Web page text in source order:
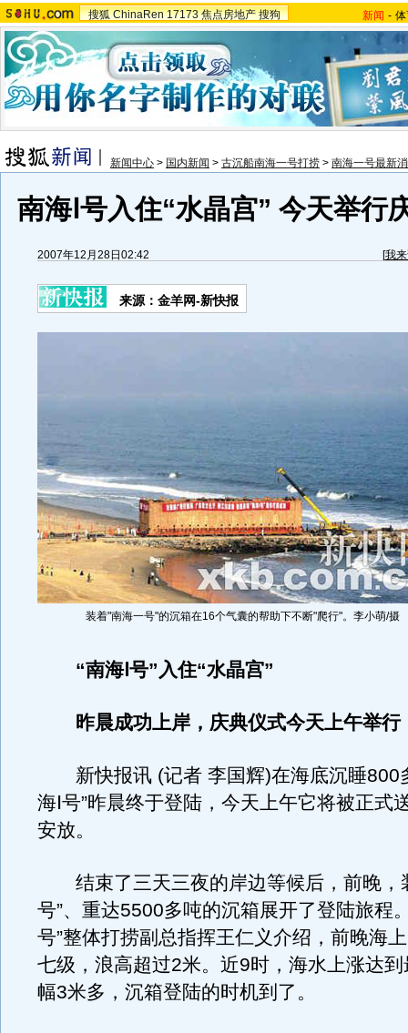
搜狐 ChinaRen 17173 焦点房地产 搜狗 新闻 -
新闻中心 > 国内新闻 > 古沉船南海一号打捞 > 南海一号最新
南海Ⅰ号入住“水晶宫” 今天举行
2007年12月28日02:42 [我
来源：金羊网-新快报
装着"南海一号"的沉箱在16个气囊的帮助下不断"爬行"。李小萌/摄
“南海Ⅰ号”入住“水晶宫”
昨晨成功上岸，庆典仪式今天上午举行
新快报讯 (记者 李国辉)在海底沉睡800
海Ⅰ号”昨晨终于登陆，今天上午它将被正式
安放。
结束了三天三夜的岸边等候后，前晚，
号”、重达5500多吨的沉箱展开了登陆旅程
号”整体打捞副总指挥王仁义介绍，前晚海
七级，浪高超过2米。近9时，海水上涨达
幅3米多，沉箱登陆的时机到了。